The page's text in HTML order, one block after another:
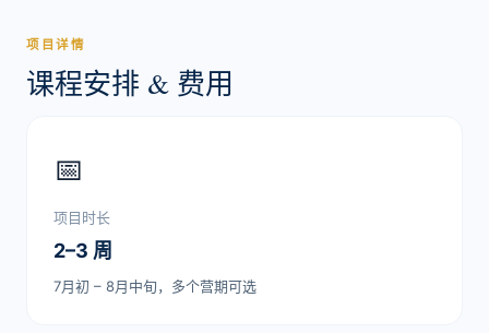
项目详情
课程安排 & 费用
📅
项目时长
2–3 周
7月初 – 8月中旬，多个营期可选